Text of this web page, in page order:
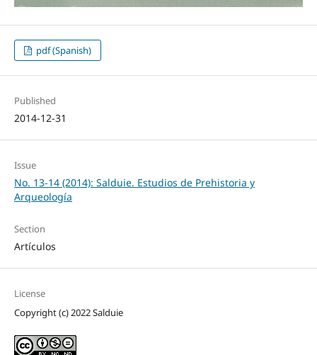
pdf (Spanish)
Published
2014-12-31
Issue
No. 13-14 (2014): Salduie. Estudios de Prehistoria y
Arqueología
Section
Artículos
License
Copyright (c) 2022 Salduie